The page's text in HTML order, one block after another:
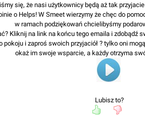
się, że nasi użytkownicy będą aż tak
o Helps! W Smeet wierzymy że chęc do
w ramach podziękowań chcielibyśmy
Kliknij na link na końcu tego emaila i zdobądź
pokoju i zaproś swoich przyjaciół ? tylko oni
okaż im swoje wsparcie, a każdy otrzyma
Lubisz to?